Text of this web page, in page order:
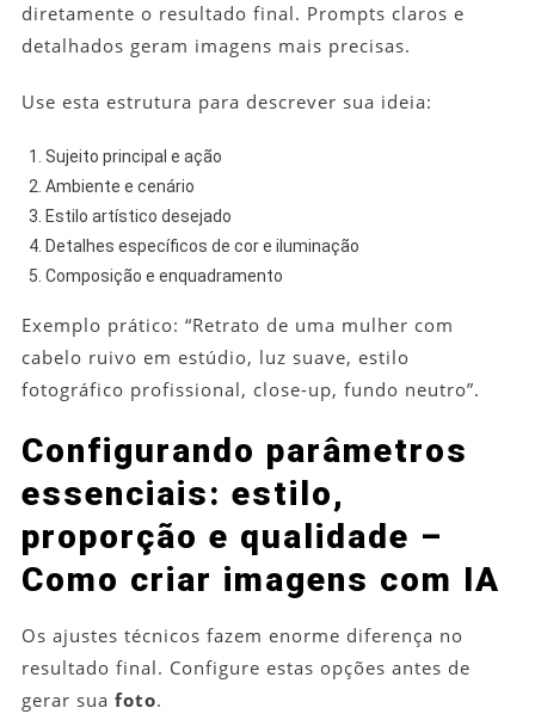
diretamente o resultado final. Prompts claros e
detalhados geram imagens mais precisas.
Use esta estrutura para descrever sua ideia:
Sujeito principal e ação
Ambiente e cenário
Estilo artístico desejado
Detalhes específicos de cor e iluminação
Composição e enquadramento
Exemplo prático: “Retrato de uma mulher com
cabelo ruivo em estúdio, luz suave, estilo
fotográfico profissional, close-up, fundo neutro”.
Configurando parâmetros
essenciais: estilo,
proporção e qualidade –
Como criar imagens com IA
Os ajustes técnicos fazem enorme diferença no
resultado final. Configure estas opções antes de
gerar sua foto.